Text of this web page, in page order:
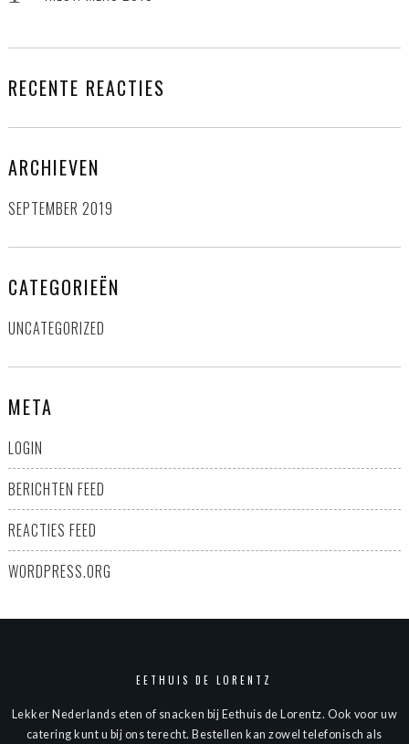
RECENTE REACTIES
ARCHIEVEN
SEPTEMBER 2019
CATEGORIEËN
UNCATEGORIZED
META
LOGIN
BERICHTEN FEED
REACTIES FEED
WORDPRESS.ORG
EETHUIS DE LORENTZ
Lekker Nederlands eten of snacken bij Eethuis de Lorentz. Ook voor uw
catering kunt u bij ons terecht. Bestellen kan zowel telefonisch als